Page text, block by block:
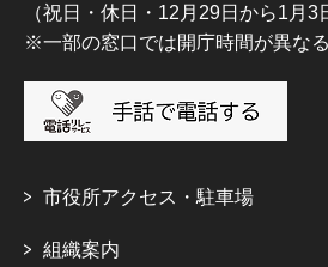
（祝日・休日・12月29日から1月3
※一部の窓口では開庁時間が異な
市役所アクセス・駐車場
組織案内